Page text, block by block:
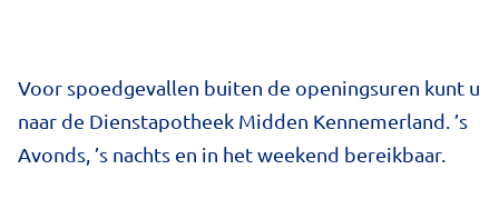
Voor spoedgevallen buiten de openingsuren kunt u
naar de Dienstapotheek Midden Kennemerland. ’s
Avonds, ’s nachts en in het weekend bereikbaar.